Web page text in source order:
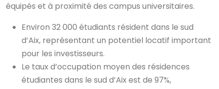
équipés et à proximité des campus universitaires.
Environ 32 000 étudiants résident dans le sud
d’Aix, représentant un potentiel locatif important
pour les investisseurs.
Le taux d’occupation moyen des résidences
étudiantes dans le sud d’Aix est de 97%,